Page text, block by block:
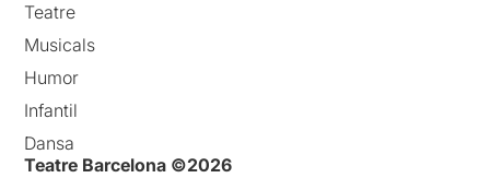
Teatre
Musicals
Humor
Infantil
Dansa
Teatre Barcelona ©2026